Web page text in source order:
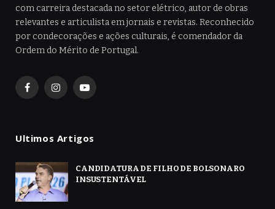
com carreira destacada no setor elétrico, autor de obras
relevantes e articulista em jornais e revistas. Reconhecido
por condecorações e ações culturais, é comendador da
Ordem do Mérito de Portugal.
FacebookInstagramYouTube
Ultimos Artigos
CANDIDATURA DE FILHO DE BOLSONARO
INSUSTENTÁVEL